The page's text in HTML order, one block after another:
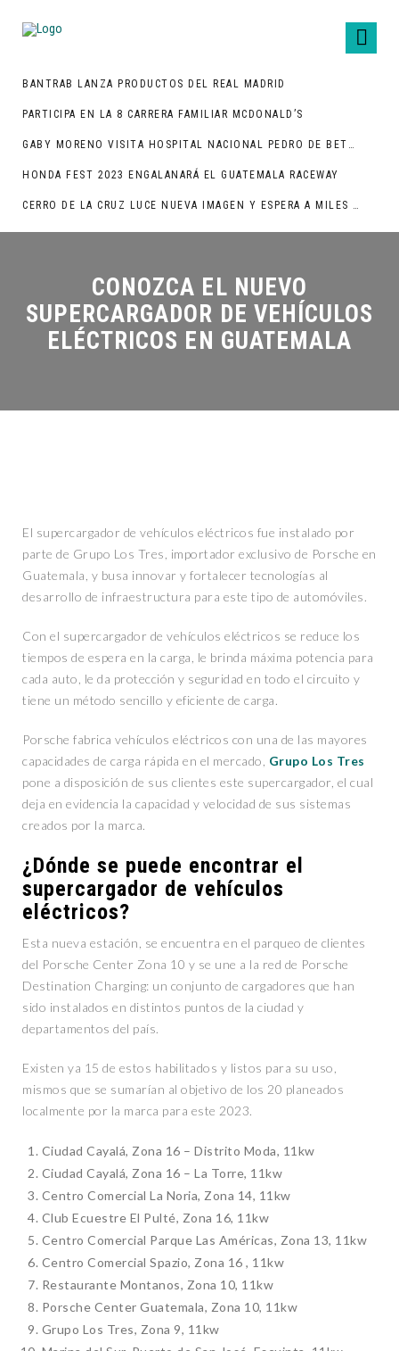
BANTRAB LANZA PRODUCTOS DEL REAL MADRID
PARTICIPA EN LA 8 CARRERA FAMILIAR MCDONALD’S
GABY MORENO VISITA HOSPITAL NACIONAL PEDRO DE BETHANCOURT
HONDA FEST 2023 ENGALANARÁ EL GUATEMALA RACEWAY
CERRO DE LA CRUZ LUCE NUEVA IMAGEN Y ESPERA A MILES DE TURISTAS
CONOZCA EL NUEVO
SUPERCARGADOR DE VEHÍCULOS
ELÉCTRICOS EN GUATEMALA
El supercargador de vehículos eléctricos fue instalado por
parte de Grupo Los Tres, importador exclusivo de Porsche en
Guatemala, y busa innovar y fortalecer tecnologías al
desarrollo de infraestructura para este tipo de automóviles.
Con el supercargador de vehículos eléctricos se reduce los
tiempos de espera en la carga, le brinda máxima potencia para
cada auto, le da protección y seguridad en todo el circuito y
tiene un método sencillo y eficiente de carga.
Porsche fabrica vehículos eléctricos con una de las mayores
capacidades de carga rápida en el mercado, Grupo Los Tres
pone a disposición de sus clientes este supercargador, el cual
deja en evidencia la capacidad y velocidad de sus sistemas
creados por la marca.
¿Dónde se puede encontrar el
supercargador de vehículos
eléctricos?
Esta nueva estación, se encuentra en el parqueo de clientes
del Porsche Center Zona 10 y se une a la red de Porsche
Destination Charging: un conjunto de cargadores que han
sido instalados en distintos puntos de la ciudad y
departamentos del país.
Existen ya 15 de estos habilitados y listos para su uso,
mismos que se sumarían al objetivo de los 20 planeados
localmente por la marca para este 2023.
Ciudad Cayalá, Zona 16 – Distrito Moda, 11kw
Ciudad Cayalá, Zona 16 – La Torre, 11kw
Centro Comercial La Noria, Zona 14, 11kw
Club Ecuestre El Pulté, Zona 16, 11kw
Centro Comercial Parque Las Américas, Zona 13, 11kw
Centro Comercial Spazio, Zona 16 , 11kw
Restaurante Montanos, Zona 10, 11kw
Porsche Center Guatemala, Zona 10, 11kw
Grupo Los Tres, Zona 9, 11kw